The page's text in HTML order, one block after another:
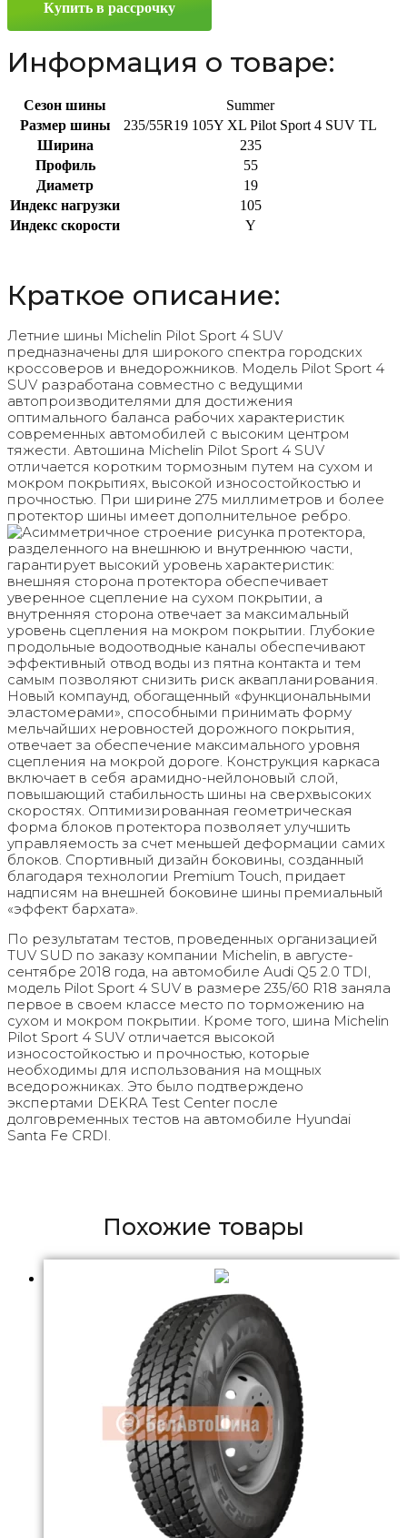
R19
Купить в рассрочку
Информация о товаре:
Сезон шины
Summer
Размер шины
235/55R19 105Y XL Pilot Sport 4 SUV TL
Ширина
235
Профиль
55
Диаметр
19
Индекс нагрузки
105
Индекс скорости
Y
Краткое описание:
Летние шины Michelin Pilot Sport 4 SUV
предназначены для широкого спектра городских
кроссоверов и внедорожников. Модель Pilot Sport 4
SUV разработана совместно с ведущими
автопроизводителями для достижения
оптимального баланса рабочих характеристик
современных автомобилей с высоким центром
тяжести. Автошина Michelin Pilot Sport 4 SUV
отличается коротким тормозным путем на сухом и
мокром покрытиях, высокой износостойкостью и
прочностью. При ширине 275 миллиметров и более
протектор шины имеет дополнительное ребро.
Асимметричное строение рисунка протектора,
разделенного на внешнюю и внутреннюю части,
гарантирует высокий уровень характеристик:
внешняя сторона протектора обеспечивает
уверенное сцепление на сухом покрытии, а
внутренняя сторона отвечает за максимальный
уровень сцепления на мокром покрытии. Глубокие
продольные водоотводные каналы обеспечивают
эффективный отвод воды из пятна контакта и тем
самым позволяют снизить риск аквапланирования.
Новый компаунд, обогащенный «функциональными
эластомерами», способными принимать форму
мельчайших неровностей дорожного покрытия,
отвечает за обеспечение максимального уровня
сцепления на мокрой дороге. Конструкция каркаса
включает в себя арамидно-нейлоновый слой,
повышающий стабильность шины на сверхвысоких
скоростях. Оптимизированная геометрическая
форма блоков протектора позволяет улучшить
управляемость за счет меньшей деформации самих
блоков. Спортивный дизайн боковины, созданный
благодаря технологии Premium Touch, придает
надписям на внешней боковине шины премиальный
«эффект бархата».
По результатам тестов, проведенных организацией
TUV SUD по заказу компании Michelin, в августе-
сентябре 2018 года, на автомобиле Audi Q5 2.0 TDI,
модель Pilot Sport 4 SUV в размере 235/60 R18 заняла
первое в своем классе место по торможению на
сухом и мокром покрытии. Кроме того, шина Michelin
Pilot Sport 4 SUV отличается высокой
износостойкостью и прочностью, которые
необходимы для использования на мощных
вседорожниках. Это было подтверждено
экспертами DEKRA Test Center после
долговременных тестов на автомобиле Hyundai
Santa Fe CRDI.
Похожие товары